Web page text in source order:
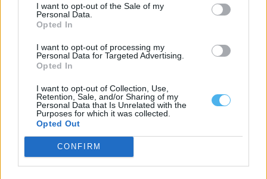
I want to opt-out of the Sale of my
Personal Data.
Opted In
I want to opt-out of processing my
Personal Data for Targeted Advertising.
Opted In
I want to opt-out of Collection, Use,
Retention, Sale, and/or Sharing of my
Personal Data that Is Unrelated with the
Purposes for which it was collected.
Opted Out
CONFIRM
Ponte de Sor integra a BIALE_27 e vai receber exposições,
residências artísticas e projetos culturais
O Município de Ponte de Sor vai integrar a edição de 2027 da
20 Julho, 2026 - 08:00